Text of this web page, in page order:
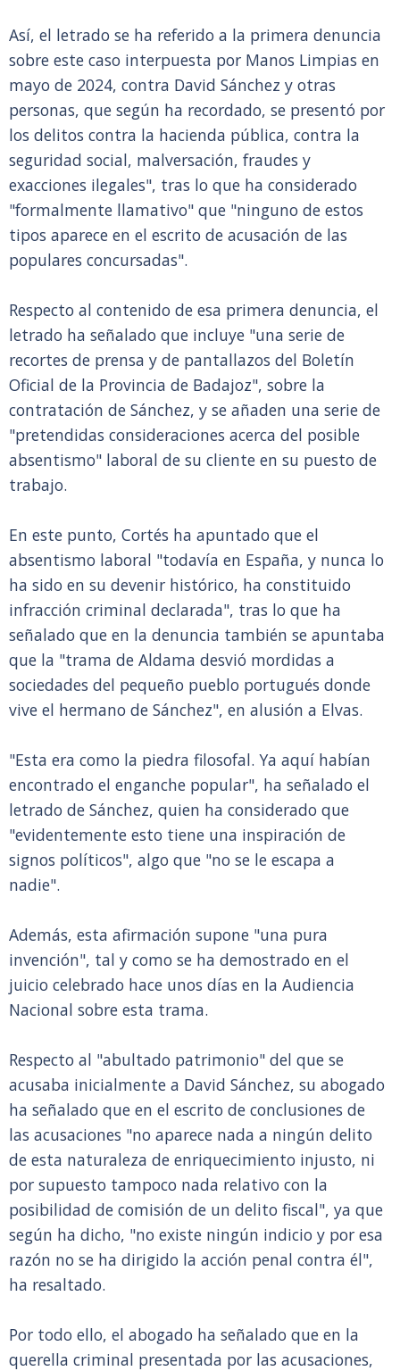
Así, el letrado se ha referido a la primera denuncia
sobre este caso interpuesta por Manos Limpias en
mayo de 2024, contra David Sánchez y otras
personas, que según ha recordado, se presentó por
los delitos contra la hacienda pública, contra la
seguridad social, malversación, fraudes y
exacciones ilegales", tras lo que ha considerado
"formalmente llamativo" que "ninguno de estos
tipos aparece en el escrito de acusación de las
populares concursadas".
Respecto al contenido de esa primera denuncia, el
letrado ha señalado que incluye "una serie de
recortes de prensa y de pantallazos del Boletín
Oficial de la Provincia de Badajoz", sobre la
contratación de Sánchez, y se añaden una serie de
"pretendidas consideraciones acerca del posible
absentismo" laboral de su cliente en su puesto de
trabajo.
En este punto, Cortés ha apuntado que el
absentismo laboral "todavía en España, y nunca lo
ha sido en su devenir histórico, ha constituido
infracción criminal declarada", tras lo que ha
señalado que en la denuncia también se apuntaba
que la "trama de Aldama desvió mordidas a
sociedades del pequeño pueblo portugués donde
vive el hermano de Sánchez", en alusión a Elvas.
"Esta era como la piedra filosofal. Ya aquí habían
encontrado el enganche popular", ha señalado el
letrado de Sánchez, quien ha considerado que
"evidentemente esto tiene una inspiración de
signos políticos", algo que "no se le escapa a
nadie".
Además, esta afirmación supone "una pura
invención", tal y como se ha demostrado en el
juicio celebrado hace unos días en la Audiencia
Nacional sobre esta trama.
Respecto al "abultado patrimonio" del que se
acusaba inicialmente a David Sánchez, su abogado
ha señalado que en el escrito de conclusiones de
las acusaciones "no aparece nada a ningún delito
de esta naturaleza de enriquecimiento injusto, ni
por supuesto tampoco nada relativo con la
posibilidad de comisión de un delito fiscal", ya que
según ha dicho, "no existe ningún indicio y por esa
razón no se ha dirigido la acción penal contra él",
ha resaltado.
Por todo ello, el abogado ha señalado que en la
querella criminal presentada por las acusaciones,